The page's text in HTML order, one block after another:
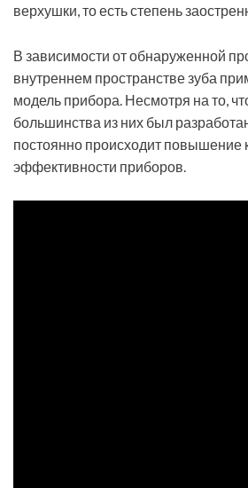
верхушки, то есть степень
В зависимости от обнаруженной
внутреннем пространстве зуба
модель прибора. Несмотря на то,
большинства из них был
постоянно происходит повышение
эффективности приборов.